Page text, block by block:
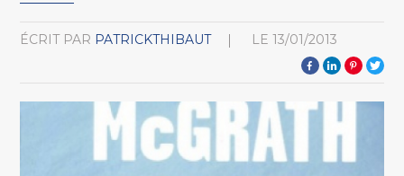
ÉCRIT PAR PATRICKTHIBAUT LE 13/01/2013